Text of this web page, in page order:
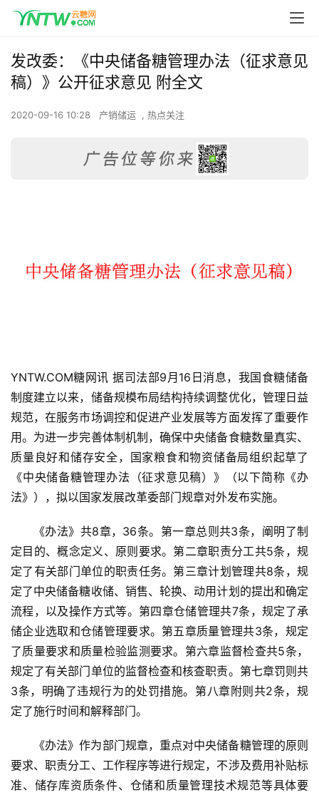
发改委：《中央储备糖管理办法（征求意见
稿）》公开征求意见 附全文
2020-09-16 10:28 产销储运 , 热点关注
YNTW.COM糖网讯 据司法部9月16日消息，我国食糖储备
制度建立以来，储备规模布局结构持续调整优化，管理日益
规范，在服务市场调控和促进产业发展等方面发挥了重要作
用。为进一步完善体制机制，确保中央储备食糖数量真实、
质量良好和储存安全，国家粮食和物资储备局组织起草了
《中央储备糖管理办法（征求意见稿）》（以下简称《办
法》），拟以国家发展改革委部门规章对外发布实施。
《办法》共8章，36条。第一章总则共3条，阐明了制
定目的、概念定义、原则要求。第二章职责分工共5条，规
定了有关部门单位的职责任务。第三章计划管理共8条，规
定了中央储备糖收储、销售、轮换、动用计划的提出和确定
流程，以及操作方式等。第四章仓储管理共7条，规定了承
储企业选取和仓储管理要求。第五章质量管理共3条，规定
了质量要求和质量检验监测要求。第六章监督检查共5条，
规定了有关部门单位的监督检查和核查职责。第七章罚则共
3条，明确了违规行为的处罚措施。第八章附则共2条，规
定了施行时间和解释部门。
《办法》作为部门规章，重点对中央储备糖管理的原则
要求、职责分工、工作程序等进行规定，不涉及费用补贴标
准、储存库资质条件、仓储和质量管理技术规范等具体要